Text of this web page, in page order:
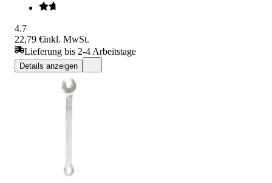
4.7
22,79 €inkl. MwSt.
Lieferung bis 2-4 Arbeitstage
Details anzeigen